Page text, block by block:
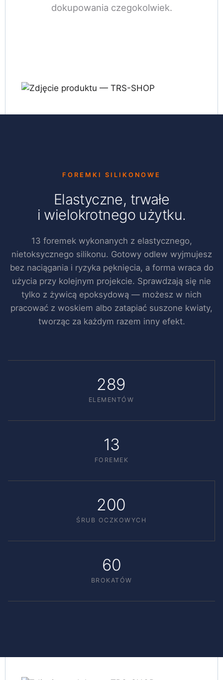
dokupowania czegokolwiek.
FOREMKI SILIKONOWE
Elastyczne, trwałe
i wielokrotnego użytku.
13 foremek wykonanych z elastycznego,
nietoksycznego silikonu. Gotowy odlew wyjmujesz
bez naciągania i ryzyka pęknięcia, a forma wraca do
użycia przy kolejnym projekcie. Sprawdzają się nie
tylko z żywicą epoksydową — możesz w nich
pracować z woskiem albo zatapiać suszone kwiaty,
tworząc za każdym razem inny efekt.
289
ELEMENTÓW
13
FOREMEK
200
ŚRUB OCZKOWYCH
60
BROKATÓW